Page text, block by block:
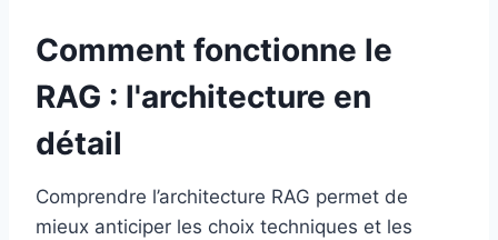
Comment fonctionne le
RAG : l'architecture en
détail
Comprendre l’architecture RAG permet de
mieux anticiper les choix techniques et les